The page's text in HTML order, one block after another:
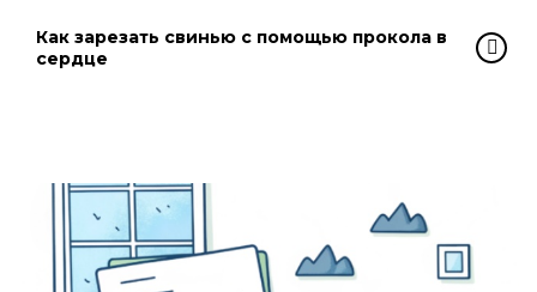
Как зарезать свинью с помощью прокола в
сердце